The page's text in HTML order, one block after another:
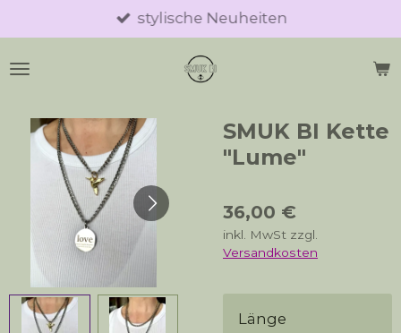
Hauptinhalt
springen
stylische Neuheiten
SMUK BI Kette
"Lume"
36,00 €
inkl. MwSt zzgl.
Versandkosten
Länge